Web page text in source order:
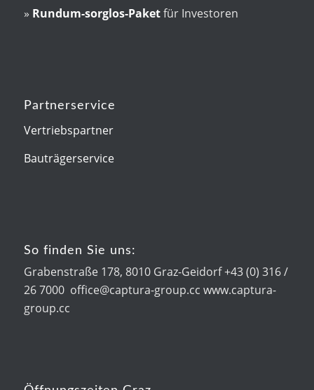
» Rundum-sorglos-Paketfür Investoren
Partnerservice
Vertriebspartner
Bauträgerservice
So finden Sie uns:
Grabenstraße 178, 8010 Graz-Geidorf +43 (0) 316 /
26 7000 office@captura-group.cc www.captura-
group.cc